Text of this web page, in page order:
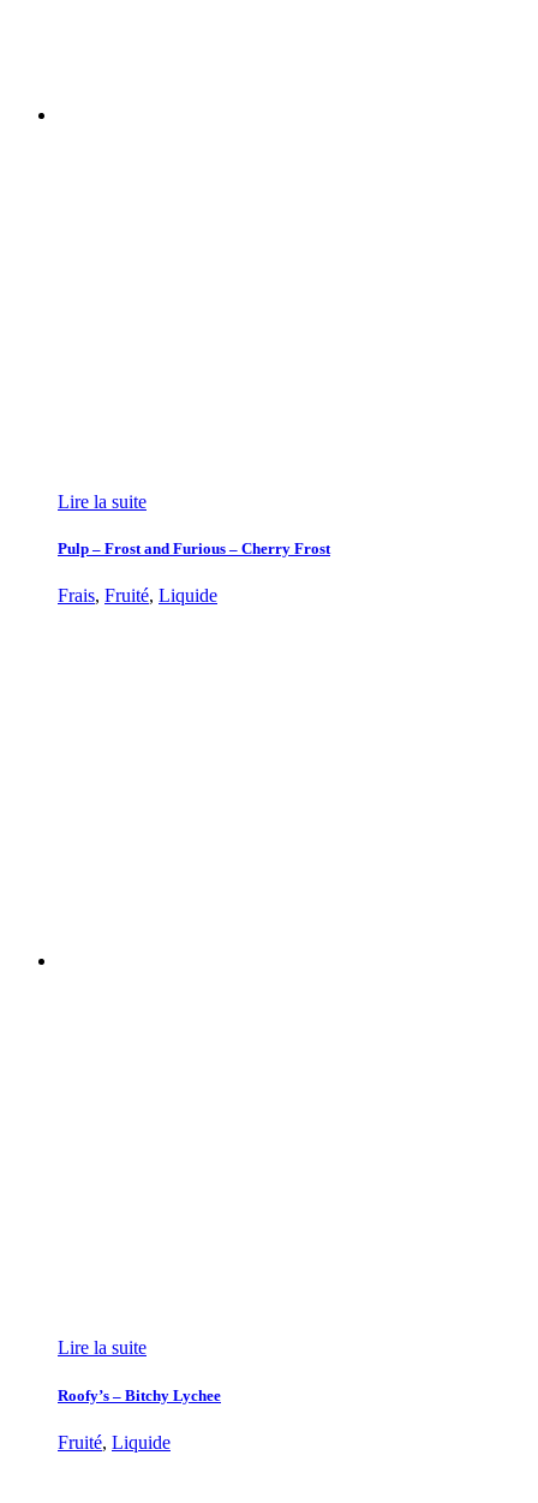
Lire la suite
Pulp – Frost and Furious – Cherry Frost
Frais, Fruité, Liquide
Lire la suite
Roofy’s – Bitchy Lychee
Fruité, Liquide